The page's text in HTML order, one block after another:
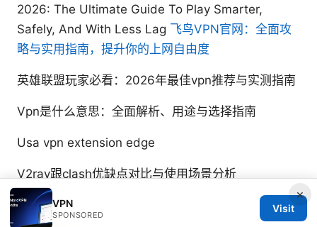
2026: The Ultimate Guide To Play Smarter,
Safely, And With Less Lag 飞鸟VPN官网：全面攻
略与实用指南，提升你的上网自由度
英雄联盟玩家必看：2026年最佳vpn推荐与实测指南
Vpn是什么意思：全面解析、用途与选择指南
Usa vpn extension edge
V2ray跟clash优缺点对比与使用场景分析
×
VPN
SPONSORED
Visit